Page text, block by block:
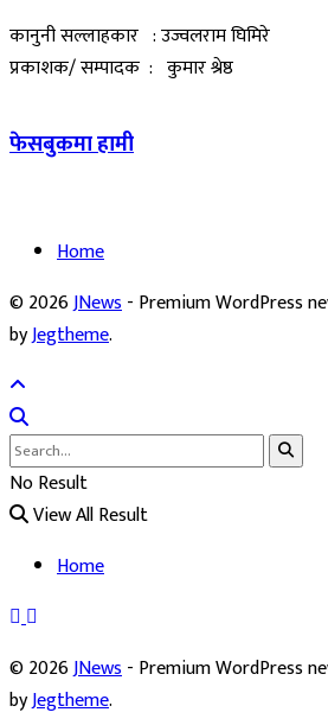
कानुनी सल्लाहकार : उज्वलराम घिमिरे
प्रकाशक/ सम्पादक : कुमार श्रेष्ठ
फेसबुकमा हामी
Home
© 2026JNews- Premium WordPress
byJegtheme.
No Result
View All Result
Home
© 2026JNews- Premium WordPress
byJegtheme.